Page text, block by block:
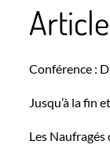
Conférence :
Jusqu’à la fin
Les Naufragés